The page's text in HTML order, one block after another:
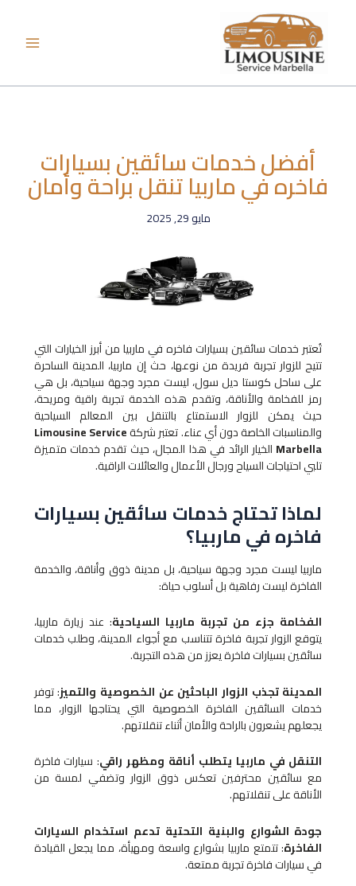
المحتوى
أفضل خدمات سائقين بسيارات
فاخره في ماربيا تنقل براحة وأمان
مايو 29, 2025
تُعتبر خدمات سائقين بسيارات فاخره في ماربيا من أبرز الخيارات التي
تتيح للزوار تجربة فريدة من نوعها، حث إن ماربيا، المدينة الساحرة
على ساحل كوستا ديل سول، ليست مجرد وجهة سياحية، بل هي
رمز للفخامة والأناقة، وتقدم هذه الخدمة تجربة راقية ومريحة،
حيث يمكن للزوار الاستمتاع بالتنقل بين المعالم السياحية
والمناسبات الخاصة دون أي عناء. تعتبر شركةLimousine Service
Marbella الخيار الرائد في هذا المجال، حيث تقدم خدمات متميزة
تلبي احتياجات السياح ورجال الأعمال والعائلات الراقية.
لماذا تحتاج خدمات سائقين بسيارات
فاخره في ماربيا؟
ماربيا ليست مجرد وجهة سياحية، بل مدينة ذوق وأناقة، والخدمة
الفاخرة ليست رفاهية بل أسلوب حياة:
الفخامة جزء من تجربة ماربيا السياحية: عند زيارة ماربيا،
يتوقع الزوار تجربة فاخرة تتناسب مع أجواء المدينة، وطلب خدمات
سائقين بسيارات فاخرة يعزز من هذه التجربة.
المدينة تجذب الزوار الباحثين عن الخصوصية والتميز: توفر
خدمات السائقين الفاخرة الخصوصية التي يحتاجها الزوار، مما
يجعلهم يشعرون بالراحة والأمان أثناء تنقلاتهم.
التنقل في ماربيا يتطلب أناقة ومظهر راقي: سيارات فاخرة
مع سائقين محترفين تعكس ذوق الزوار وتضفي لمسة من
الأناقة على تنقلاتهم.
جودة الشوارع والبنية التحتية تدعم استخدام السيارات
الفاخرة: تتمتع ماربيا بشوارع واسعة ومهيأة، مما يجعل القيادة
في سيارات فاخرة تجربة ممتعة.